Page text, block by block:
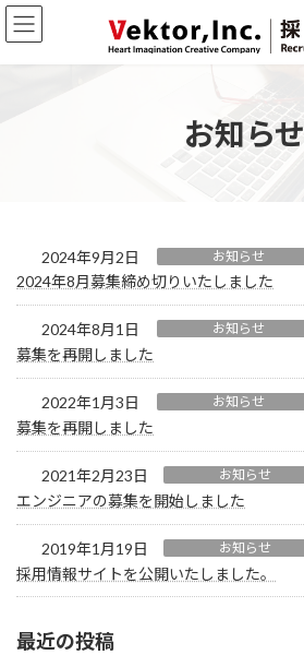
コ
ン
ナ
ビ
お知らせ
2024年9月2日 お知らせ
2024年8月募集締め切りいたしました
2024年8月1日 お知らせ
募集を再開しました
2022年1月3日 お知らせ
募集を再開しました
2021年2月23日 お知らせ
エンジニアの募集を開始しました
2019年1月19日 お知らせ
採用情報サイトを公開いたしました。
最近の投稿